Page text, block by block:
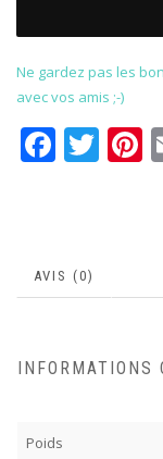
Ne gardez pas les
avec vos amis ;-)
AVIS (0)
INFORMATIONS
Poids